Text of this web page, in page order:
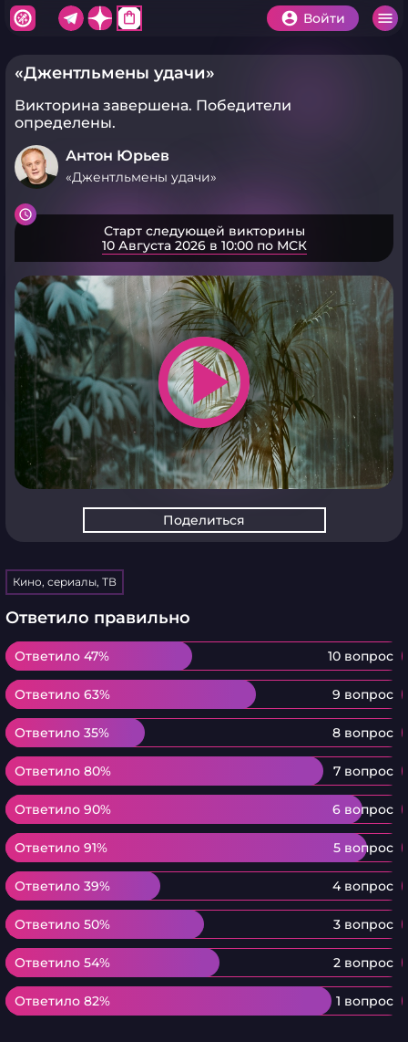
shopping_bag Войти
«Джентльмены удачи»
Викторина завершена. Победители
определены.
Антон Юрьев
«Джентльмены удачи»
Старт следующей викторины
10 Августа 2026 в 10:00 по МСК
play_arrow
Поделиться
Кино, сериалы, ТВ
Ответило правильно
Ответило 47% 10 вопрос
Ответило 47%
Ответило 63% 9 вопрос
Ответило 63%
Ответило 35% 8 вопрос
Ответило 35%
Ответило 80% 7 вопрос
Ответило 80%
Ответило 90% 6 вопрос
Ответило 90%
Ответило 91% 5 вопрос
Ответило 91%
Ответило 39% 4 вопрос
Ответило 39%
Ответило 50% 3 вопрос
Ответило 50%
Ответило 54% 2 вопрос
Ответило 54%
Ответило 82% 1 вопрос
Ответило 82%